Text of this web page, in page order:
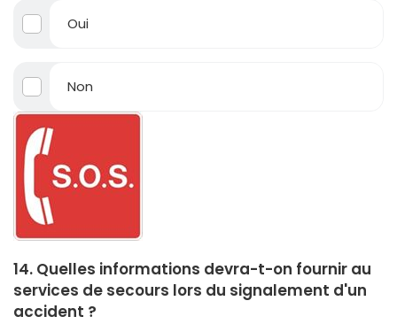
Oui
Non
14. Quelles informations devra-t-on fournir au
services de secours lors du signalement d'un
accident ?